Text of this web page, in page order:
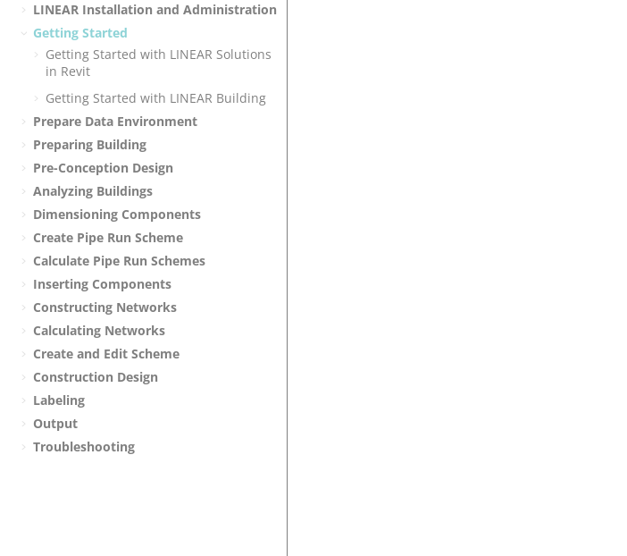
LINEAR Installation and Administration
Getting Started
Getting Started with LINEAR Solutions
in Revit
Getting Started with LINEAR Building
Prepare Data Environment
Preparing Building
Pre-Conception Design
Analyzing Buildings
Dimensioning Components
Create Pipe Run Scheme
Calculate Pipe Run Schemes
Inserting Components
Constructing Networks
Calculating Networks
Create and Edit Scheme
Construction Design
Labeling
Output
Troubleshooting